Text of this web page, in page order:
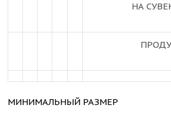
НА
МИНИМАЛЬНЫЙ РАЗМЕР